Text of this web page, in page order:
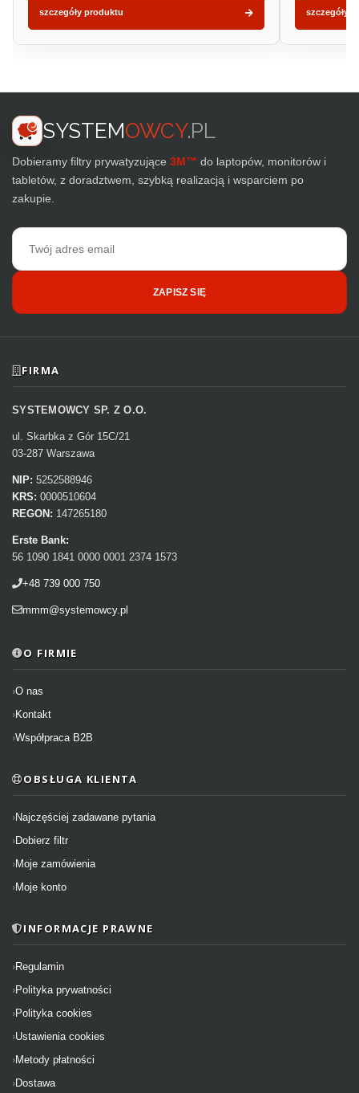
szczegóły produktu szczegóły
SYSTEMOWCY.PL
Dobieramy filtry prywatyzujące 3M™ do laptopów, monitorów i
tabletów, z doradztwem, szybką realizacją i wsparciem po
zakupie.
Adres
email
ZAPISZ SIĘ
FIRMA
SYSTEMOWCY SP. Z O.O.
ul. Skarbka z Gór 15C/21
03-287 Warszawa
NIP: 5252588946
KRS: 0000510604
REGON: 147265180
Erste Bank:
56 1090 1841 0000 0001 2374 1573
+48 739 000 750
mmm@systemowcy.pl
O FIRMIE
O nas
Kontakt
Współpraca B2B
OBSŁUGA KLIENTA
Najczęściej zadawane pytania
Dobierz filtr
Moje zamówienia
Moje konto
INFORMACJE PRAWNE
Regulamin
Polityka prywatności
Polityka cookies
Ustawienia cookies
Metody płatności
Dostawa